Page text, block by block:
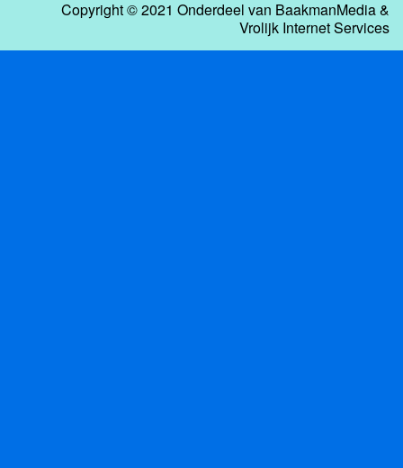
Copyright © 2021 Onderdeel van BaakmanMedia&
Vrolijk Internet Services